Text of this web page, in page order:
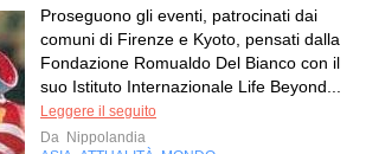
Proseguono gli eventi, patrocinati dai
comuni di Firenze e Kyoto, pensati dalla
Fondazione Romualdo Del Bianco con il
suo Istituto Internazionale Life Beyond...
Leggere il seguito
Da Nippolandia